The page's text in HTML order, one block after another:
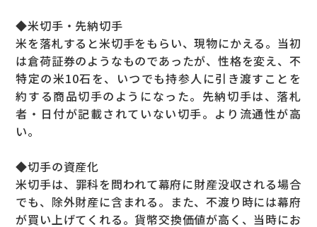
◆米切手・先納切手
米を落札すると米切手をもらい、現物にかえる。当初
は倉荷証券のようなものであったが、性格を変え、不
特定の米10石を、いつでも持参人に引き渡すことを
約する商品切手のようになった。先納切手は、落札
者・日付が記載されていない切手。より流通性が高
い。
◆切手の資産化
米切手は、罪科を問われて幕府に財産没収される場合
でも、除外財産に含まれる。また、不渡り時には幕府
が買い上げてくれる。貨幣交換価値が高く、当時にお